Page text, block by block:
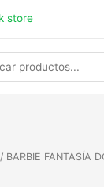
/ BARBIE FANTASÍA